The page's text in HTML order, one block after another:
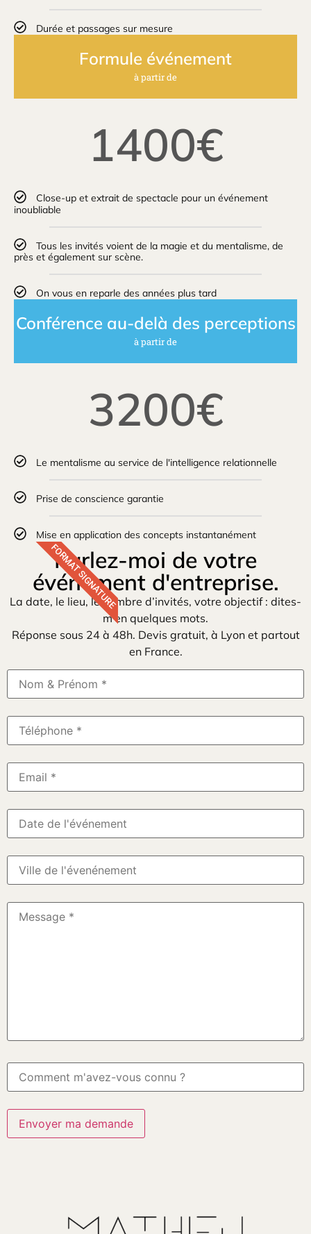
Durée et passages sur mesure
Formule événement
à partir de
1400€
Close-up et extrait de spectacle pour un événement
inoubliable
Tous les invités voient de la magie et du mentalisme, de
près et également sur scène.
On vous en reparle des années plus tard
Conférence au-delà des perceptions
à partir de
3200€
Le mentalisme au service de l'intelligence relationnelle
Prise de conscience garantie
Mise en application des concepts instantanément
FORMAT SIGNATURE
Parlez-moi de votre
événement d'entreprise.
La date, le lieu, le nombre d’invités, votre objectif : dites-
m’en quelques mots.
Réponse sous 24 à 48h. Devis gratuit, à Lyon et partout
en France.